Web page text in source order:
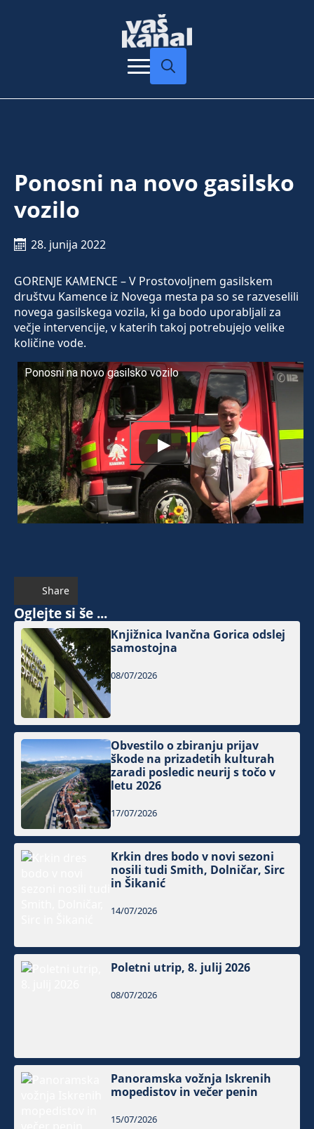
Ponosni na novo gasilsko
vozilo
28. junija 2022
GORENJE KAMENCE – V Prostovoljnem gasilskem
društvu Kamence iz Novega mesta pa so se razveselili
novega gasilskega vozila, ki ga bodo uporabljali za
večje intervencije, v katerih takoj potrebujejo velike
količine vode.
Ponosni na novo gasilsko vozilo
Share
Oglejte si še ...
Knjižnica Ivančna Gorica odslej
samostojna
08/07/2026
Obvestilo o zbiranju prijav
škode na prizadetih kulturah
zaradi posledic neurij s točo v
letu 2026
17/07/2026
Krkin dres bodo v novi sezoni
nosili tudi Smith, Dolničar, Sirc
in Šikanić
14/07/2026
Poletni utrip, 8. julij 2026
08/07/2026
Panoramska vožnja Iskrenih
mopedistov in večer penin
15/07/2026